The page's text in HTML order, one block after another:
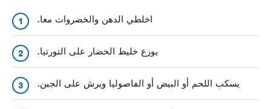
1 اخلطي الدهن والخضروات معا.
2 يوزع خليط الخضار على التورتيا.
3 يسكب اللحم أو البيض أو الفاصوليا ويرش على الجبن.